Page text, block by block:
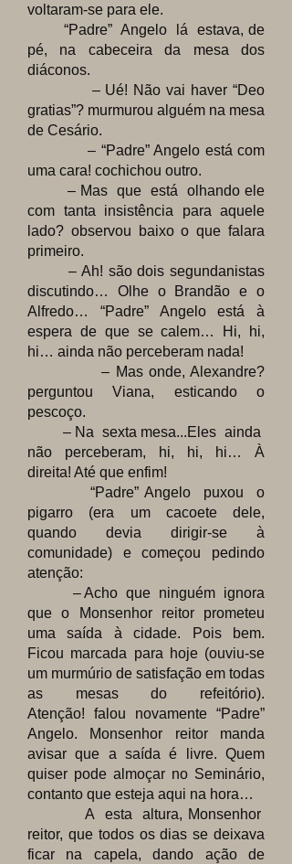
voltaram-se para ele.
“Padre” Angelo lá estava, de
pé, na cabeceira da mesa dos
diáconos.
– Ué! Não vai haver “Deo
gratias”? murmurou alguém na mesa
de Cesário.
– “Padre” Angelo está com
uma cara! cochichou outro.
– Mas que está olhando ele
com tanta insistência para aquele
lado? observou baixo o que falara
primeiro.
– Ah! são dois segundanistas
discutindo… Olhe o Brandão e o
Alfredo… “Padre” Angelo está à
espera de que se calem… Hi, hi,
hi… ainda não perceberam nada!
– Mas onde, Alexandre?
perguntou Viana, esticando o
pescoço.
– Na sexta mesa...Eles ainda
não perceberam, hi, hi, hi… À
direita! Até que enfim!
“Padre” Angelo puxou o
pigarro (era um cacoete dele,
quando devia dirigir-se à
comunidade) e começou pedindo
atenção:
– Acho que ninguém ignora
que o Monsenhor reitor prometeu
uma saída à cidade. Pois bem.
Ficou marcada para hoje (ouviu-se
um murmúrio de satisfação em todas
as mesas do refeitório).
Atenção! falou novamente “Padre”
Angelo. Monsenhor reitor manda
avisar que a saída é livre. Quem
quiser pode almoçar no Seminário,
contanto que esteja aqui na hora…
A esta altura, Monsenhor
reitor, que todos os dias se deixava
ficar na capela, dando ação de